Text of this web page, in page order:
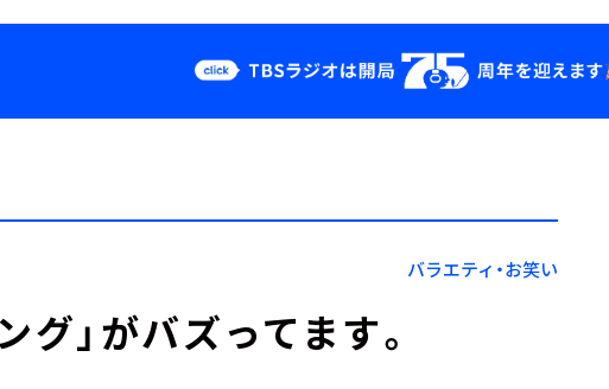
Podcast
YouTube
会社情報
バラエティ・お笑い
グ」がバズってます。